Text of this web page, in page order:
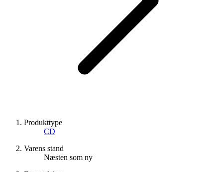
Produkttype
CD
Varens stand
Næsten som ny